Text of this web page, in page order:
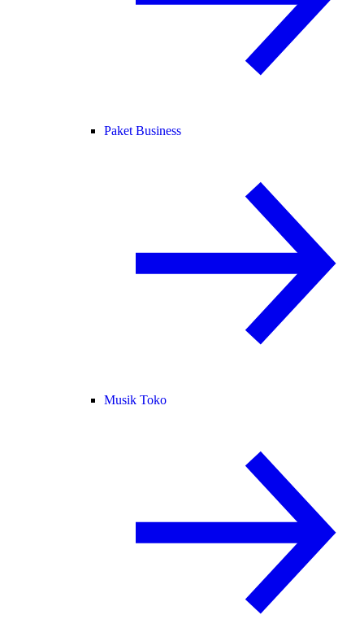
Paket Business
Musik Toko